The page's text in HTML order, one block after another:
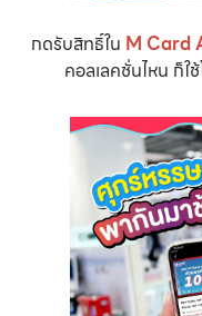
กดรับสิทธิ์ใน M Card
คอลเลคชั่นไหน ก็ใ